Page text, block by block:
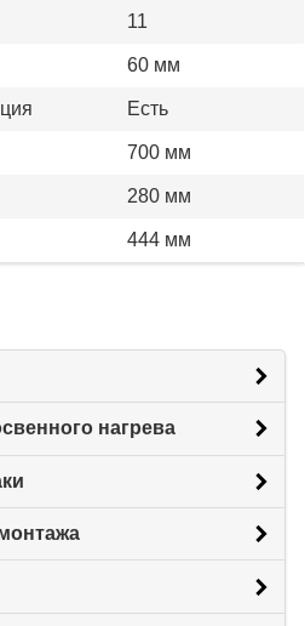
11
60 мм
Есть
700 мм
280 мм
444 мм
нагрева